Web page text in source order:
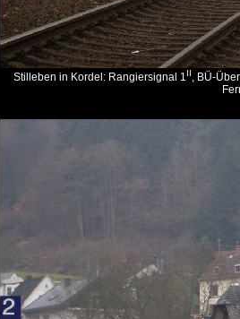
Stilleben in Kordel: Rangiersignal 1II, BÜ-